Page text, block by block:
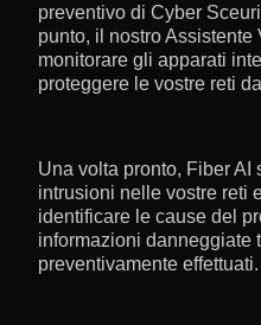
preventivo di Cyber
punto, il nostro
monitorare gli apparati
proteggere le vostre reti
Una volta pronto, Fiber
intrusioni nelle vostre reti
identificare le cause del
informazioni danneggiate
preventivamente effettuati.